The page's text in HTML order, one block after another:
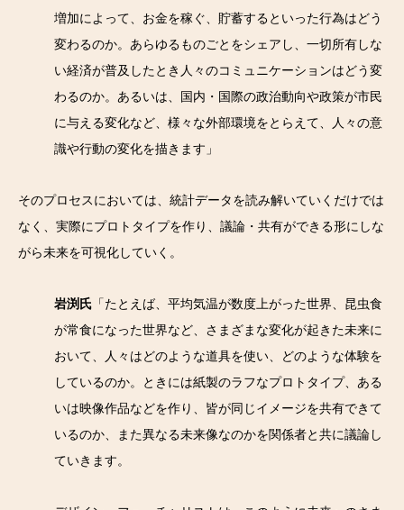
増加によって、お金を稼ぐ、貯蓄するといった行為はどう
変わるのか。あらゆるものごとをシェアし、一切所有しな
い経済が普及したとき人々のコミュニケーションはどう変
わるのか。あるいは、国内・国際の政治動向や政策が市民
に与える変化など、様々な外部環境をとらえて、人々の意
識や行動の変化を描きます」
そのプロセスにおいては、統計データを読み解いていくだけでは
なく、実際にプロトタイプを作り、議論・共有ができる形にしな
がら未来を可視化していく。
岩渕氏 「たとえば、平均気温が数度上がった世界、昆虫食
が常食になった世界など、さまざまな変化が起きた未来に
おいて、人々はどのような道具を使い、どのような体験を
しているのか。ときには紙製のラフなプロトタイプ、ある
いは映像作品などを作り、皆が同じイメージを共有できて
いるのか、また異なる未来像なのかを関係者と共に議論し
ていきます。